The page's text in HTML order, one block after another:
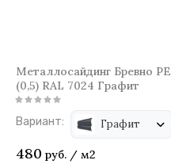
Металлосайдинг Бревно PE
(0,5) RAL 7024 Графит
Вариант: Графит
480 руб. / м2